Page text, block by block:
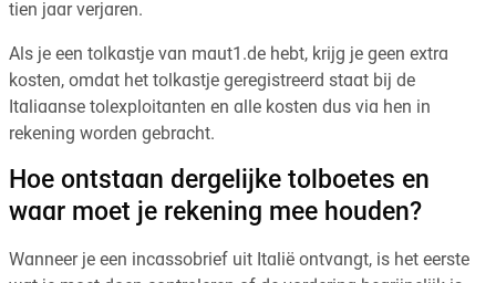
tien jaar verjaren.
Als je een tolkastje van maut1.de hebt, krijg je geen extra
kosten, omdat het tolkastje geregistreerd staat bij de
Italiaanse tolexploitanten en alle kosten dus via hen in
rekening worden gebracht.
Hoe ontstaan dergelijke tolboetes en
waar moet je rekening mee houden?
Wanneer je een incassobrief uit Italië ontvangt, is het eerste